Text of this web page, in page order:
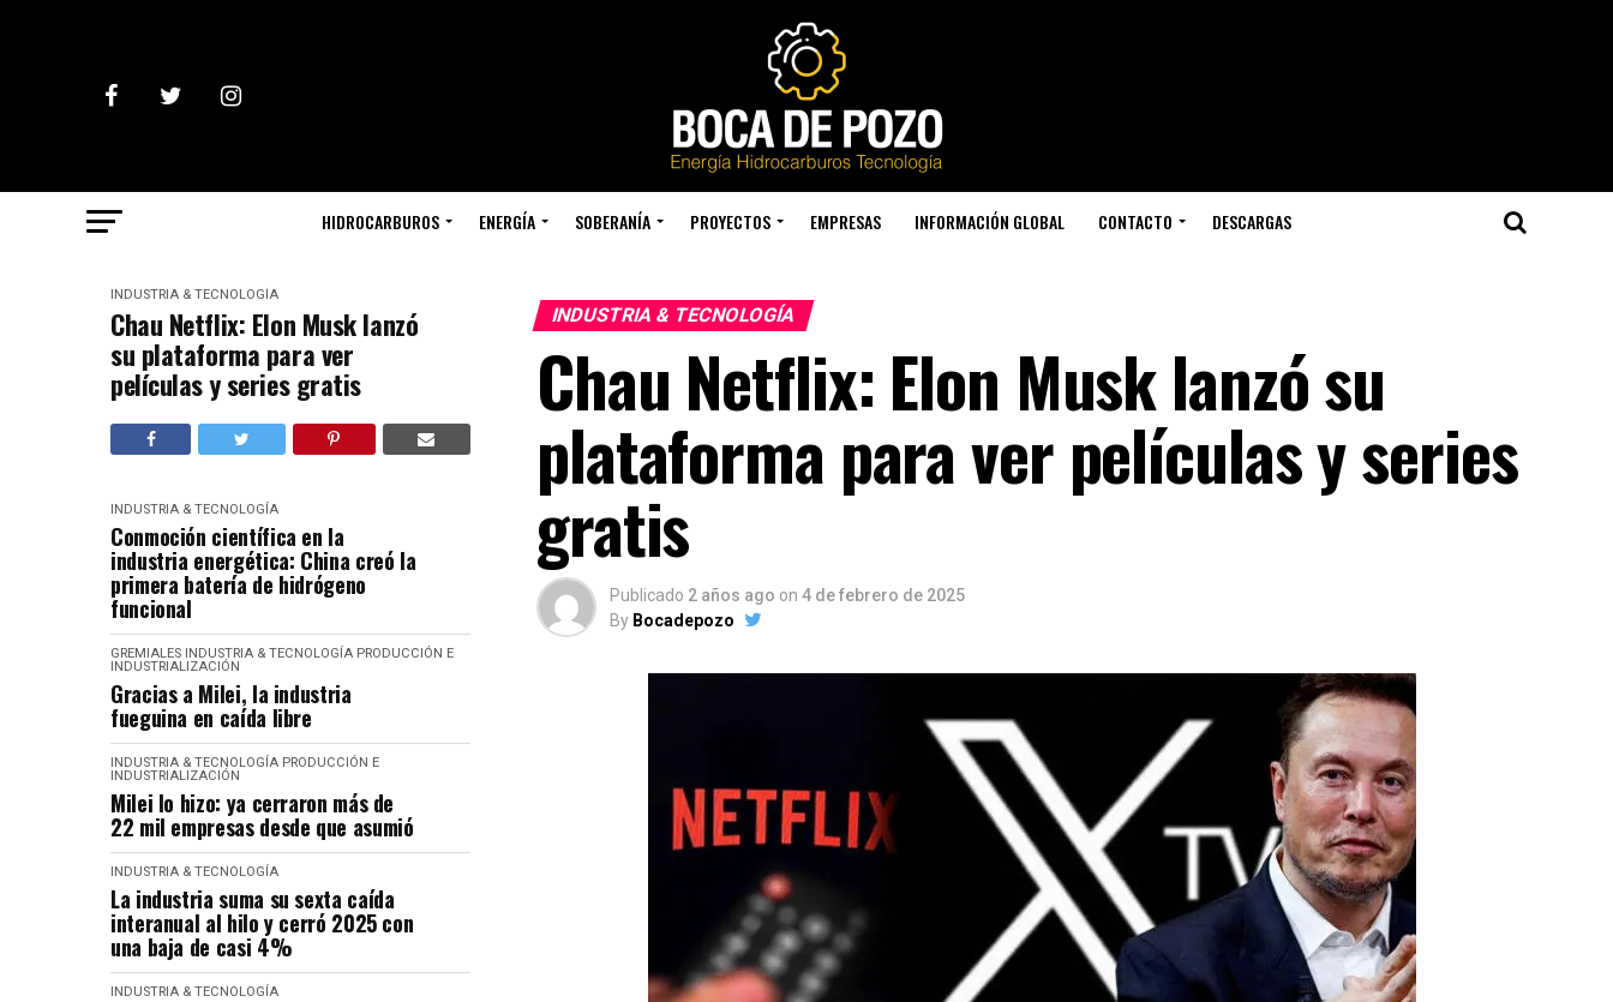
HIDROCARBUROS ENERGÍA SOBERANÍA PROYECTOS EMPRESAS INFORMACIÓN GLOBAL CONTACTO DESCARGAS
INDUSTRIA & TECNOLOGÍA
Chau Netflix: Elon Musk lanzó
su plataforma para ver
películas y series gratis
INDUSTRIA & TECNOLOGÍA
Conmoción científica en la
industria energética: China creó la
primera batería de hidrógeno
funcional
GREMIALES INDUSTRIA & TECNOLOGÍA PRODUCCIÓN E
INDUSTRIALIZACIÓN
Gracias a Milei, la industria
fueguina en caída libre
INDUSTRIA & TECNOLOGÍA PRODUCCIÓN E
INDUSTRIALIZACIÓN
Milei lo hizo: ya cerraron más de
22 mil empresas desde que asumió
INDUSTRIA & TECNOLOGÍA
La industria suma su sexta caída
interanual al hilo y cerró 2025 con
una baja de casi 4%
INDUSTRIA & TECNOLOGÍA
INDUSTRIA & TECNOLOGÍA
Chau Netflix: Elon Musk lanzó su
plataforma para ver películas y series
gratis
Publicado 2 años ago on 4 de febrero de 2025
By Bocadepozo